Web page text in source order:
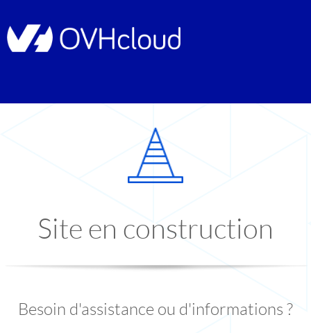
Site en construction
Besoin d'assistance ou d'informations ?